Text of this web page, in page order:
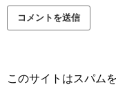
このサイトはスパム